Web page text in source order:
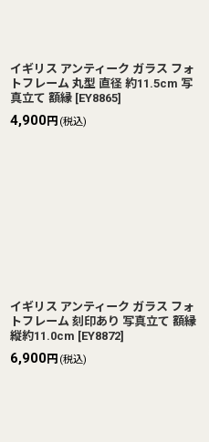
イギリス アンティーク ガラス フォ
トフレーム 丸型 直径 約11.5cm 写
真立て 額縁 [EY8865]
4,900円 (税込)
イギリス アンティーク ガラス フォ
トフレーム 刻印あり 写真立て 額縁
縦約11.0cm [EY8872]
6,900円 (税込)